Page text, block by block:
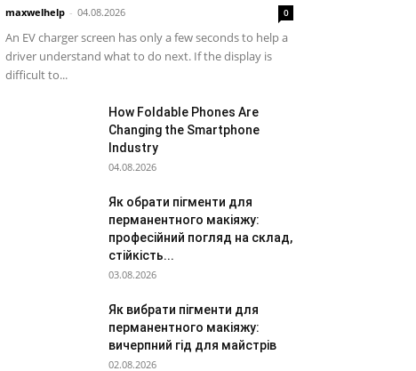
maxwelhelp - 04.08.2026 0
An EV charger screen has only a few seconds to help a
driver understand what to do next. If the display is
difficult to...
How Foldable Phones Are
Changing the Smartphone
Industry
04.08.2026
Як обрати пігменти для
перманентного макіяжу:
професійний погляд на склад,
стійкість...
03.08.2026
Як вибрати пігменти для
перманентного макіяжу:
вичерпний гід для майстрів
02.08.2026